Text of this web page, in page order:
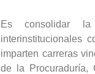
Es consolidar
interinstitucionales
imparten carreras
de la Procuraduría,